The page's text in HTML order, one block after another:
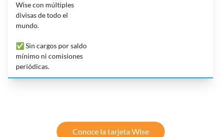
Wise con múltiples
divisas de todo el
mundo.
✅ Sin cargos por saldo
mínimo ni comisiones
periódicas.
Conoce la tarjeta Wise